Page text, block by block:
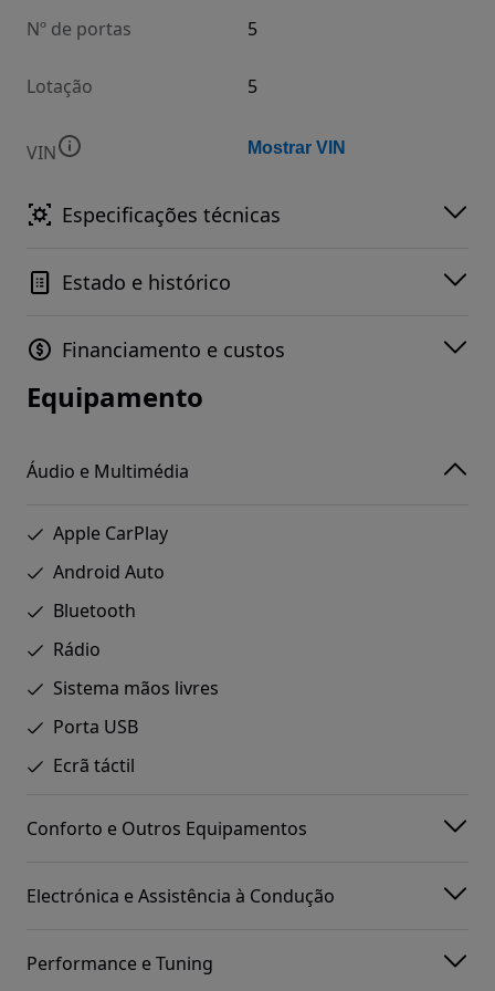
Nº de portas 5
Lotação 5
VIN Mostrar VIN
Especificações técnicas
Estado e histórico
Financiamento e custos
Equipamento
Áudio e Multimédia
Apple CarPlay
Android Auto
Bluetooth
Rádio
Sistema mãos livres
Porta USB
Ecrã táctil
Conforto e Outros Equipamentos
Electrónica e Assistência à Condução
Performance e Tuning